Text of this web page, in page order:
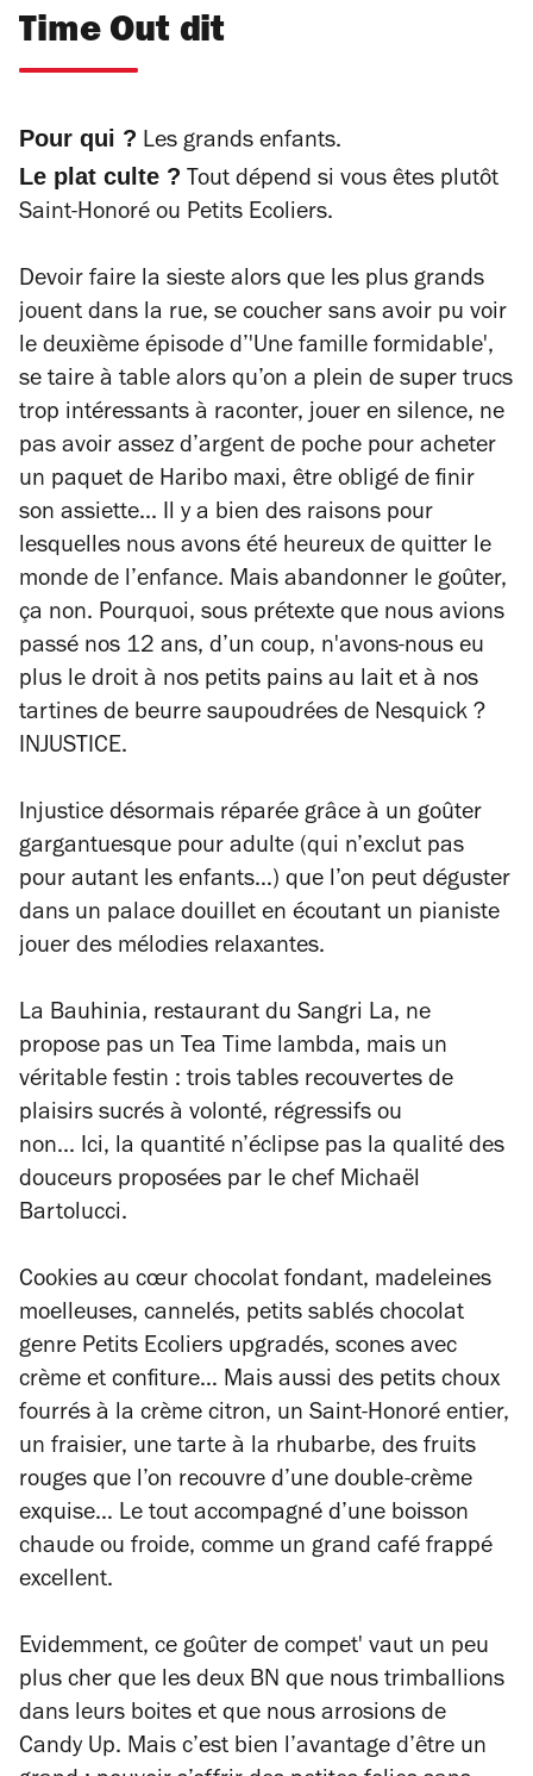
Time Out dit
Pour qui ? Les grands enfants.
Le plat culte ? Tout dépend si vous êtes plutôt
Saint-Honoré ou Petits Ecoliers.
Devoir faire la sieste alors que les plus grands
jouent dans la rue, se coucher sans avoir pu voir
le deuxième épisode d’'Une famille formidable',
se taire à table alors qu’on a plein de super trucs
trop intéressants à raconter, jouer en silence, ne
pas avoir assez d’argent de poche pour acheter
un paquet de Haribo maxi, être obligé de finir
son assiette... Il y a bien des raisons pour
lesquelles nous avons été heureux de quitter le
monde de l’enfance. Mais abandonner le goûter,
ça non. Pourquoi, sous prétexte que nous avions
passé nos 12 ans, d’un coup, n'avons-nous eu
plus le droit à nos petits pains au lait et à nos
tartines de beurre saupoudrées de Nesquick ?
INJUSTICE.
Injustice désormais réparée grâce à un goûter
gargantuesque pour adulte (qui n’exclut pas
pour autant les enfants…) que l’on peut déguster
dans un palace douillet en écoutant un pianiste
jouer des mélodies relaxantes.
La Bauhinia, restaurant du Sangri La, ne
propose pas un Tea Time lambda, mais un
véritable festin : trois tables recouvertes de
plaisirs sucrés à volonté, régressifs ou
non... Ici, la quantité n’éclipse pas la qualité des
douceurs proposées par le chef Michaël
Bartolucci.
Cookies au cœur chocolat fondant, madeleines
moelleuses, cannelés, petits sablés chocolat
genre Petits Ecoliers upgradés, scones avec
crème et confiture… Mais aussi des petits choux
fourrés à la crème citron, un Saint-Honoré entier,
un fraisier, une tarte à la rhubarbe, des fruits
rouges que l’on recouvre d’une double-crème
exquise… Le tout accompagné d’une boisson
chaude ou froide, comme un grand café frappé
excellent.
Evidemment, ce goûter de compet' vaut un peu
plus cher que les deux BN que nous trimballions
dans leurs boites et que nous arrosions de
Candy Up. Mais c’est bien l’avantage d’être un